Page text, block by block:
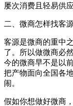
屡次消费且轻易供
二、微商怎样找客
客源是微商的重中
了。所以做微商必
今的微商早不是以
把产物面向全国各
闹。
假如你想做好微商